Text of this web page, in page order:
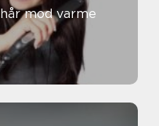
mod varme